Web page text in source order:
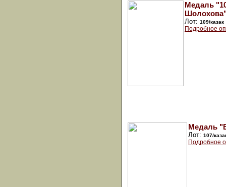
Медаль
Лот: 109/казак
Подробное
Медаль
Лот: 107/
Подробное